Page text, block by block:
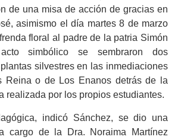
de una misa de acción de gracias en
asimismo el día martes 8 de marzo
floral al padre de la patria Simón
simbólico se sembraron dos
silvestres en las inmediaciones
Reina o de Los Enanos detrás de la
realizada por los propios estudiantes.
indicó Sánchez, se dio una
cargo de la Dra. Noraima Martínez